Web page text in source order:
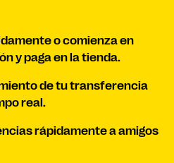
o comienza en
y paga en la tienda.
de tu transferencia
real.
rápidamente a amigos